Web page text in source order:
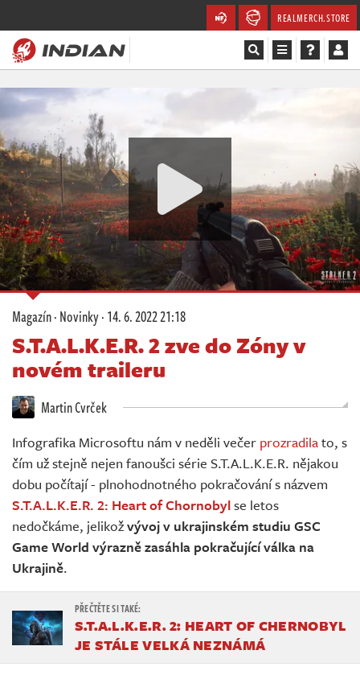
REALMERCH.STORE
Magazín
Recenze
Videa
Soutěže
Databáze
Komunita
Redakce
Živě
Magazín·Novinky·14. 6. 2022 21:18
S.T.A.L.K.E.R. 2 zve do Zóny v
novém traileru
Martin Cvrček
Infografika Microsoftu nám v neděli večer prozradilato, s
čím už stejně nejen fanoušci série S.T.A.L.K.E.R. nějakou
dobu počítají - plnohodnotného pokračování s názvem
S.T.A.L.K.E.R. 2: Heart of Chornobylse letos
nedočkáme, jelikožvývoj v ukrajinském studiu GSC
Game World výrazně zasáhla pokračující válka na
Ukrajině.
S.T.A.L.K.E.R. 2: HEART OF CHERNOBYL
JE STÁLE VELKÁ NEZNÁMÁ